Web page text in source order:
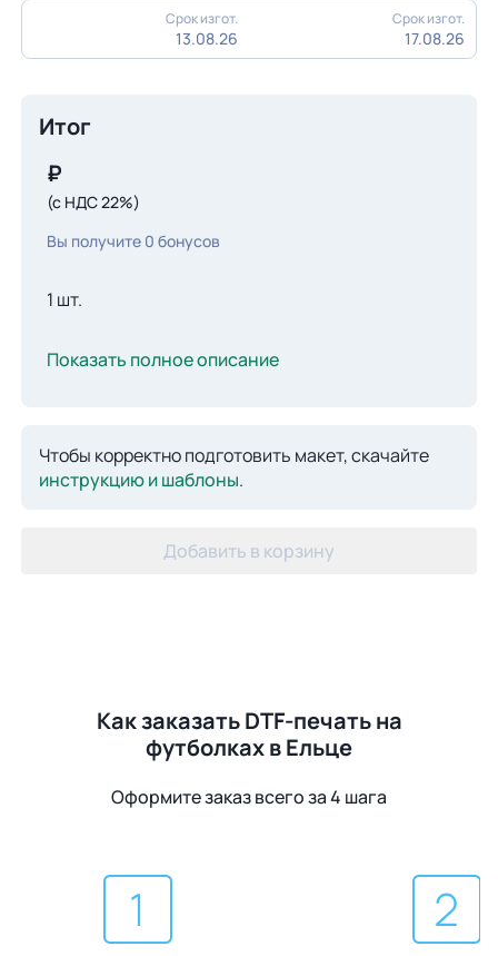
Срок изгот.
13.08.26
Срок изгот.
17.08.26
Итог
₽
(с НДС 22%)
Вы получите 0 бонусов
1 шт.
Показать полное описание
Чтобы корректно подготовить макет, скачайте
инструкцию и шаблоны.
Добавить в корзину
Как заказать DTF-печать на
футболках в Ельце
Оформите заказ всего за 4 шага